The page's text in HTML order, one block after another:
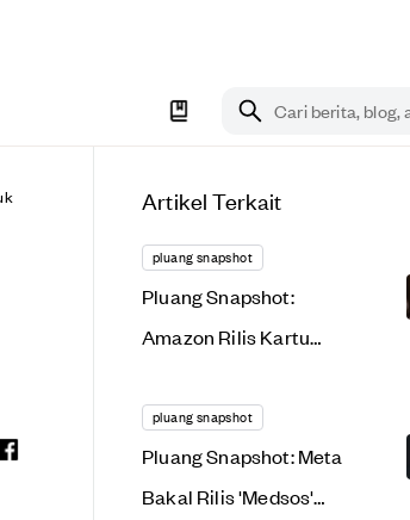
Cari berita, blog,
Artikel Terkait
pluang snapshot
Pluang Snapshot:
Amazon Rilis Kartu
'Terjepit'
pluang snapshot
Pluang Snapshot: Meta
Bakal Rilis 'Medsos'